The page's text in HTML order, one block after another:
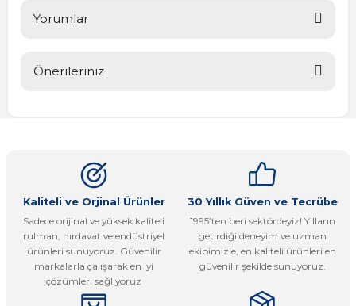
Yorumlar
Önerileriniz
Görüş ve önerileriniz için teşekkür ederiz.
Ürün resmi kalitesiz, bozuk veya görüntülenemiyor.
Ürün açıklamasında eksik bilgiler bulunuyor.
Ürün bilgilerinde hatalar bulunuyor.
Ürün fiyatı diğer sitelerden daha pahalı.
Bu ürüne benzer farklı alternatifler olmalı.
Kaliteli ve Orjinal Ürünler
Sadece orijinal ve yüksek kaliteli
rulman, hırdavat ve endüstriyel
ürünleri sunuyoruz. Güvenilir
markalarla çalışarak en iyi
çözümleri sağlıyoruz
30 Yıllık Güven ve Tecrübe
1995’ten beri sektördeyiz! Yılların
getirdiği deneyim ve uzman
ekibimizle, en kaliteli ürünleri en
güvenilir şekilde sunuyoruz.